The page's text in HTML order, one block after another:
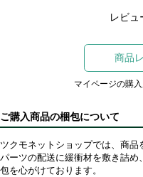
レビュ
商品
マイページの購
ご購入商品の梱包について
ツクモネットショップでは、商
パーツの配送に緩衝材を敷き詰め
包を心がけております。